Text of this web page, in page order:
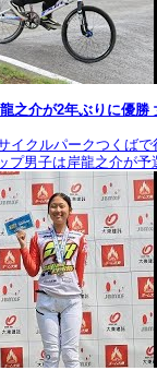
之介が2年ぶりに優勝
イクルパークつくば
プ男子は岸龍之介が予